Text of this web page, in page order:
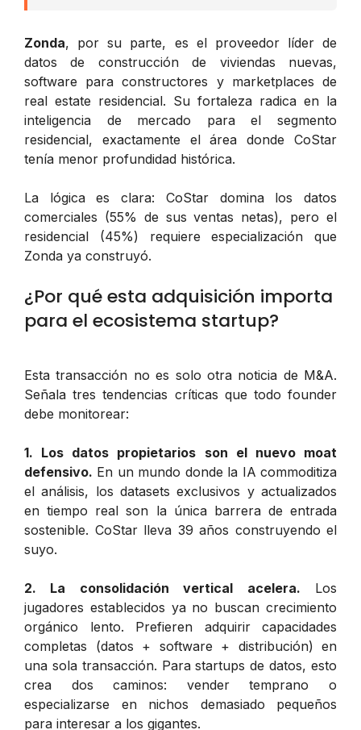
Zonda, por su parte, es el proveedor líder de
datos de construcción de viviendas nuevas,
software para constructores y marketplaces de
real estate residencial. Su fortaleza radica en la
inteligencia de mercado para el segmento
residencial, exactamente el área donde CoStar
tenía menor profundidad histórica.
La lógica es clara: CoStar domina los datos
comerciales (55% de sus ventas netas), pero el
residencial (45%) requiere especialización que
Zonda ya construyó.
¿Por qué esta adquisición importa
para el ecosistema startup?
Esta transacción no es solo otra noticia de M&A.
Señala tres tendencias críticas que todo founder
debe monitorear:
1. Los datos propietarios son el nuevo moat
defensivo. En un mundo donde la IA commoditiza
el análisis, los datasets exclusivos y actualizados
en tiempo real son la única barrera de entrada
sostenible. CoStar lleva 39 años construyendo el
suyo.
2. La consolidación vertical acelera. Los
jugadores establecidos ya no buscan crecimiento
orgánico lento. Prefieren adquirir capacidades
completas (datos + software + distribución) en
una sola transacción. Para startups de datos, esto
crea dos caminos: vender temprano o
especializarse en nichos demasiado pequeños
para interesar a los gigantes.